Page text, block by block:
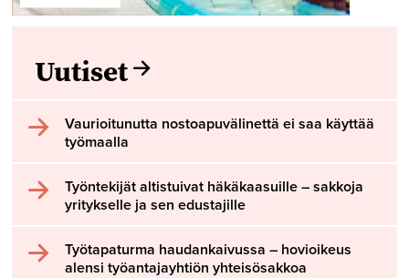
Uutiset
Vaurioitunutta nostoapuvälinettä ei saa käyttää
työmaalla
Työntekijät altistuivat häkäkaasuille – sakkoja
yritykselle ja sen edustajille
Työtapaturma haudankaivussa – hovioikeus
alensi työantajayhtiön yhteisösakkoa